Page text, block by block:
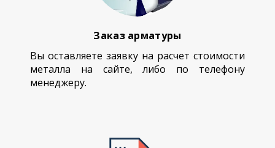
Заказ арматуры
Вы оставляете заявку на расчет стоимости
металла на сайте, либо по телефону
менеджеру.